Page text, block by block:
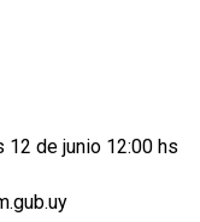
de junio 12:00 hs